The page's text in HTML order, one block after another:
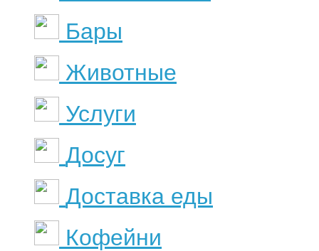
Бары
Животные
Услуги
Досуг
Доставка еды
Кофейни